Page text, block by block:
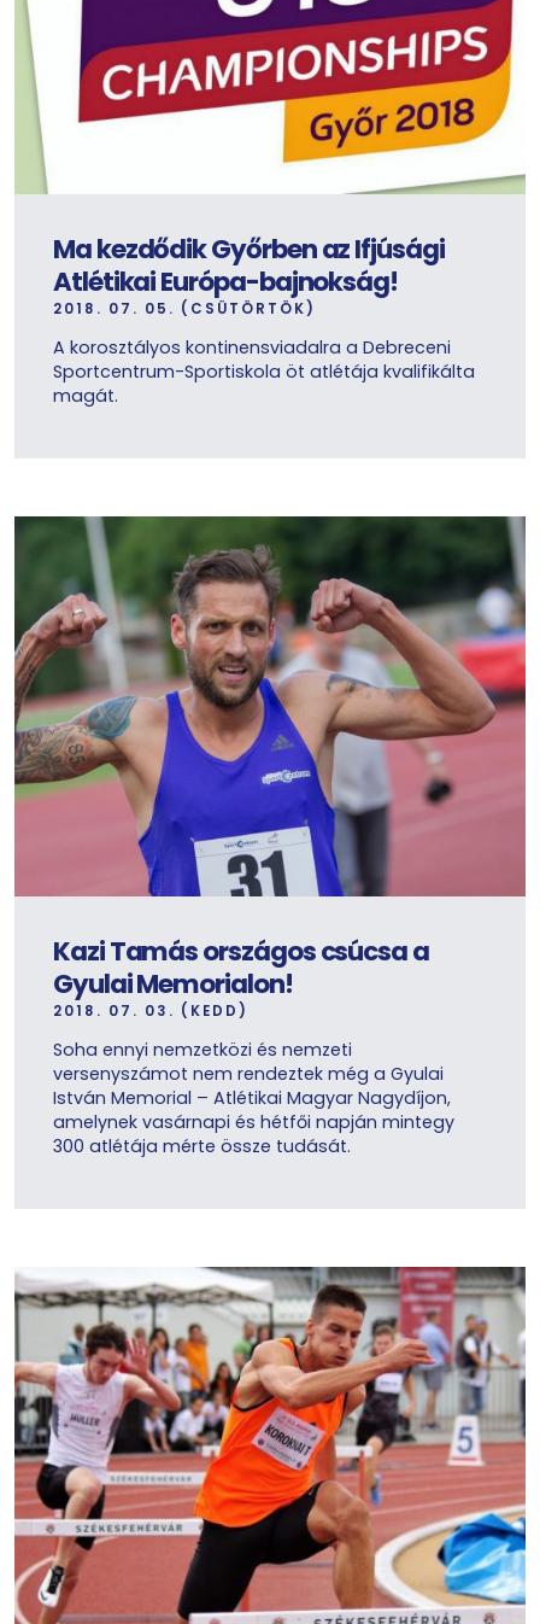
Ma kezdődik Győrben az Ifjúsági
Atlétikai Európa-bajnokság!
2018. 07. 05. (CSÜTÖRTÖK)
A korosztályos kontinensviadalra a Debreceni
Sportcentrum-Sportiskola öt atlétája kvalifikálta
magát.
Kazi Tamás országos csúcsa a
Gyulai Memorialon!
2018. 07. 03. (KEDD)
Soha ennyi nemzetközi és nemzeti
versenyszámot nem rendeztek még a Gyulai
István Memorial – Atlétikai Magyar Nagydíjon,
amelynek vasárnapi és hétfői napján mintegy
300 atlétája mérte össze tudását.